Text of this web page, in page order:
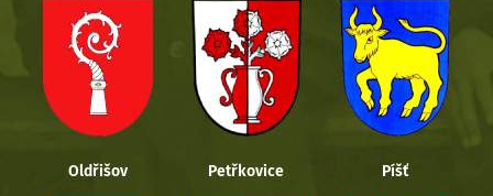
Oldřišov Petřkovice Píšť